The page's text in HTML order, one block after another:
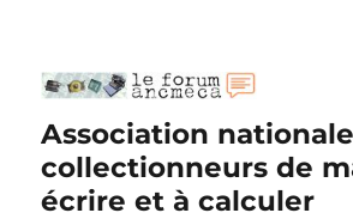
Association
collectionneurs de
écrire et à calculer